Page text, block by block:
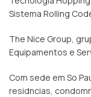
Sistema Rolling
The Nice Group,
Equipamentos e
Com sede em So
residncias,